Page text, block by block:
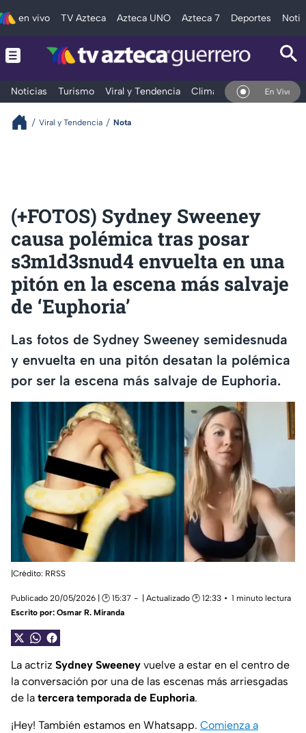
en vivo TV Azteca Azteca UNO Azteca 7 Deportes
Noticias Turismo Viral y Tendencia Clima DeportesEn Vivo
Viral y Tendencia Nota
(+FOTOS) Sydney Sweeney
causa polémica tras posar
s3m1d3snud4 envuelta en una
pitón en la escena más salvaje
de ‘Euphoria’
Las fotos de Sydney Sweeney semidesnuda
y envuelta en una pitón desatan la polémica
por ser la escena más salvaje de Euphoria.
|Crédito: RRSS
Publicado 20/05/2026 | 🕑 15:37 | Actualizado 🕑 12:33
1 minuto lectura
Escrito por: Osmar R. Miranda
La actriz Sydney Sweeney vuelve a estar en el centro de
la conversación por una de las escenas más arriesgadas
de la tercera temporada de Euphoria.
¡Hey! También estamos en Whatsapp. Comienza a